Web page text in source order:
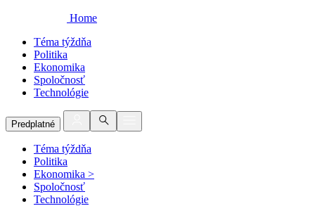
Home
Téma týždňa
Politika
Ekonomika
Spoločnosť
Technológie
Predplatné
Téma týždňa
Politika
Ekonomika >
Spoločnosť
Technológie